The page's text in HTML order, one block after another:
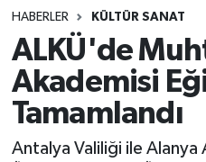
HABERLER KÜLTÜR SANAT
ALKÜ'de
Akademisi
Tamamlandı
Antalya Valiliği ile
ASAYİŞ
EKONOMİ
TURİZM
SPOR
Namaz Vakitleri
Trafik Durumu
Süper Lig Puan
Tüm Manşetler